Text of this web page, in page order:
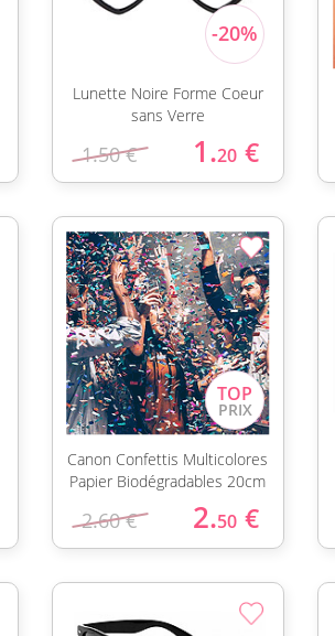
Lunette Noire Forme Coeur
sans Verre
1.50 € 1.20 €
Canon Confettis Multicolores
Papier Biodégradables 20cm
2.60 € 2.50 €